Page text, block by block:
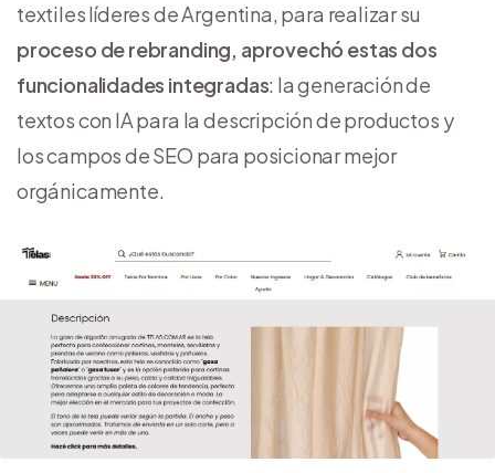
textiles líderes de Argentina, para realizar su
proceso de rebranding, aprovechó estas dos
funcionalidades integradas: la generación de
textos con IA para la descripción de productos y
los campos de SEO para posicionar mejor
orgánicamente.